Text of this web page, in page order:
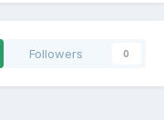
Followers 0